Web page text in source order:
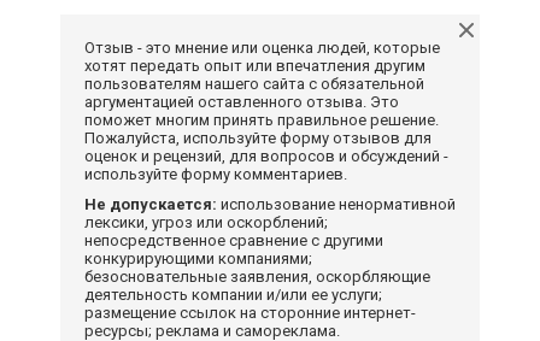
Отзыв - это мнение или оценка людей, которые
хотят передать опыт или впечатления другим
пользователям нашего сайта с обязательной
аргументацией оставленного отзыва. Это
поможет многим принять правильное решение.
Пожалуйста, используйте форму отзывов для
оценок и рецензий, для вопросов и обсуждений -
используйте форму комментариев.
Не допускается: использование ненормативной
лексики, угроз или оскорблений;
непосредственное сравнение с другими
конкурирующими компаниями;
безосновательные заявления, оскорбляющие
деятельность компании и/или ее услуги;
размещение ссылок на сторонние интернет-
ресурсы; реклама и самореклама.